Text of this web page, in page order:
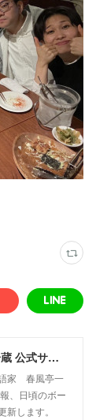
まくれ！！一蔵 －春風亭一蔵 公式サイト－
家 春風亭一
、日頃のボー
します。